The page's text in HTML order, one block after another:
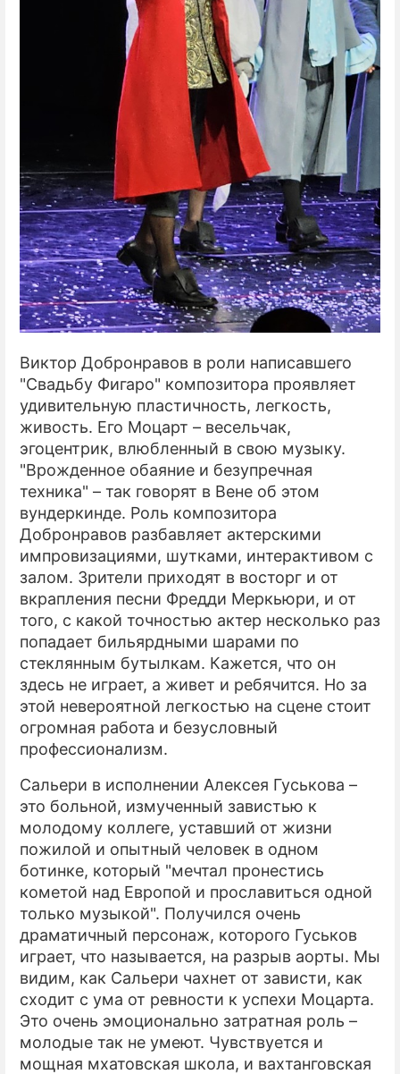
Виктор Добронравов в роли написавшего
"Свадьбу Фигаро" композитора проявляет
удивительную пластичность, легкость,
живость. Его Моцарт – весельчак,
эгоцентрик, влюбленный в свою музыку.
"Врожденное обаяние и безупречная
техника" – так говорят в Вене об этом
вундеркинде. Роль композитора
Добронравов разбавляет актерскими
импровизациями, шутками, интерактивом с
залом. Зрители приходят в восторг и от
вкрапления песни Фредди Меркьюри, и от
того, с какой точностью актер несколько раз
попадает бильярдными шарами по
стеклянным бутылкам. Кажется, что он
здесь не играет, а живет и ребячится. Но за
этой невероятной легкостью на сцене стоит
огромная работа и безусловный
профессионализм.
Сальери в исполнении Алексея Гуськова –
это больной, измученный завистью к
молодому коллеге, уставший от жизни
пожилой и опытный человек в одном
ботинке, который "мечтал пронестись
кометой над Европой и прославиться одной
только музыкой". Получился очень
драматичный персонаж, которого Гуськов
играет, что называется, на разрыв аорты. Мы
видим, как Сальери чахнет от зависти, как
сходит с ума от ревности к успехи Моцарта.
Это очень эмоционально затратная роль –
молодые так не умеют. Чувствуется и
мощная мхатовская школа, и вахтанговская